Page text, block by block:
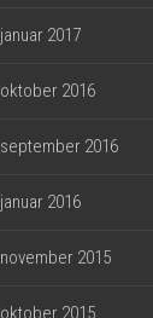
januar 2017
oktober 2016
september 2016
januar 2016
november 2015
oktober 2015